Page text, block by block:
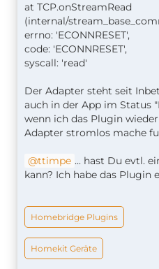
at TCP.onStreamRead
(internal/
errno: 'ECONNRESET',
code: 'ECONNRESET',
syscall: 'read'
Der Adapter steht seit
auch in der App im Status
wenn ich das Plugin
Adapter stromlos mache
ttimpe ... hast Du evtl.
kann? Ich habe das
Homebridge Plugins
Homekit Geräte